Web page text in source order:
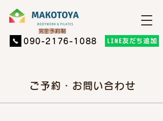
​完全予約制
​090-2176-1088 LINE友だち追加
ご予約・お問い合わせ